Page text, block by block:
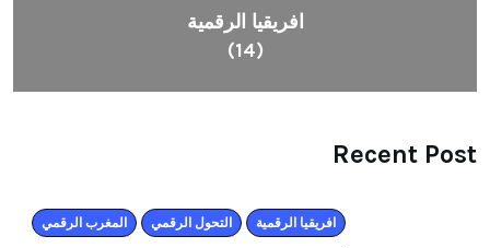
افريقيا الرقمية
(14)
Recent Post
افريقيا الرقمية التحول الرقمي المغرب الرقمي